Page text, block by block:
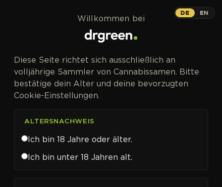
DE EN
Willkommen bei
Diese Seite richtet sich ausschließlich an
volljährige Sammler von Cannabissamen. Bitte
bestätige dein Alter und deine bevorzugten
Cookie-Einstellungen.
ALTERSNACHWEIS
Ich bin 18 Jahre oder älter.
Ich bin unter 18 Jahren alt.